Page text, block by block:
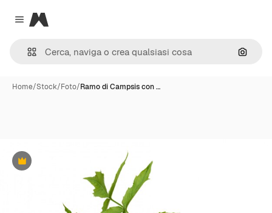
Close menu
Magnific
Cerca
Home/Stock/Foto/Ramo di Campsis con …
Premium